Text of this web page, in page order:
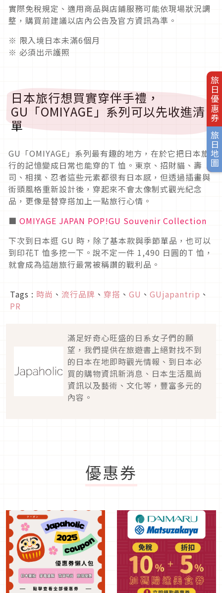
旅日優惠券
旅日地圖
實際免稅規定、適用商品與店鋪服務可能依現場狀況調
整，購買前建議以店內公告及官方資訊為準。
※ 限入境日本未滿6個月
※ 必須出示護照
日本旅行想買實穿伴手禮，
GU「OMIYAGE」系列可以先收進清
單
GU「OMIYAGE」系列最有趣的地方，在於它把日本旅
行的記憶變成日常也能穿的T 恤。東京、招財貓、壽
司、相撲、忍者這些元素都很有日本感，但透過插畫與
街頭風格重新設計後，穿起來不會太像制式觀光紀念
品，更像是替穿搭加上一點旅行心情。
■ OMIYAGE JAPAN POP!GU Souvenir Collection
下次到日本逛 GU 時，除了基本款與季節單品，也可以
到印花T 恤多挖一下。說不定一件 1,490 日圓的T 恤，
就會成為這趟旅行最常被稱讚的戰利品。
Tags : 時尚 、 流行品牌 、 穿搭 、 GU 、 GUjapantrip 、
PR
滿足好奇心旺盛的日系女子們的願
望，我們提供在旅遊書上絕對找不到
的日本在地即時觀光情報、到日本必
買的購物資訊新消息、日本生活風尚
資訊以及藝術、文化等，豐富多元的
內容。
優惠券